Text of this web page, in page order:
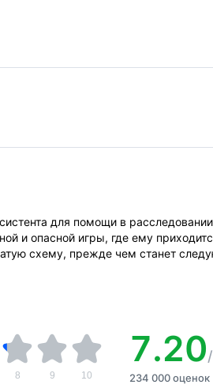
для помощи в
и опасной игры, где ему
схему, прежде чем станет
8 9 10
7.20/
234 000 оценок